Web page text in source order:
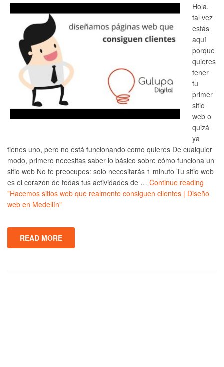
Hola,
tal vez
estás
aquí
porque
quieres
tener
tu
primer
sitio
web o
quizá
ya
tienes uno, pero no está funcionando como quieres De cualquier
modo, primero necesitas saber lo básico sobre cómo funciona un
sitio web No te preocupes: solo necesitarás 1 minuto Tu sitio web
es el corazón de todas tus actividades de … Continue reading
"Hacemos sitios web que realmente consiguen clientes | Diseño
web en Medellín"
READ MORE